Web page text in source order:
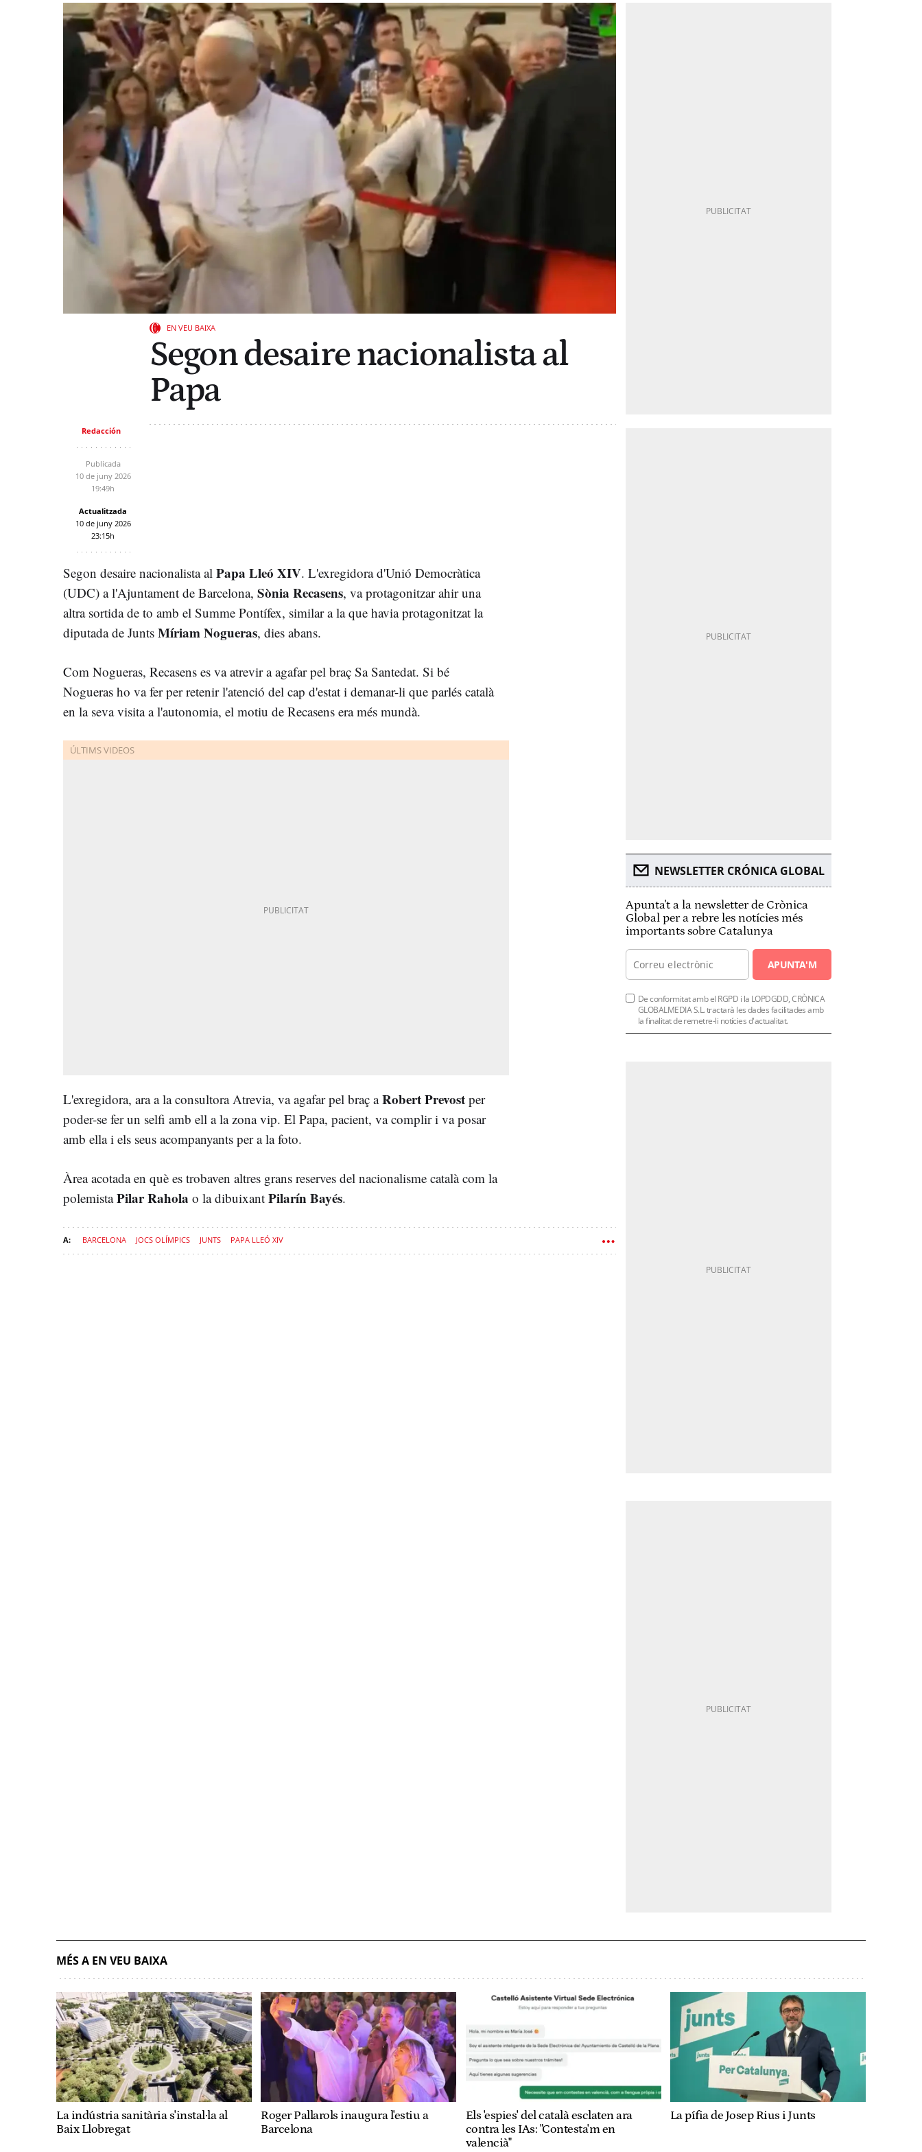
EN VEU BAIXA
Segon desaire nacionalista al
Papa
Redacción
Publicada
10 de juny 2026
19:49h
Actualitzada
10 de juny 2026
23:15h
Segon desaire nacionalista al Papa Lleó XIV. L'exregidora d'Unió Democràtica
(UDC) a l'Ajuntament de Barcelona, Sònia Recasens, va protagonitzar ahir una
altra sortida de to amb el Summe Pontífex, similar a la que havia protagonitzat la
diputada de Junts Míriam Nogueras, dies abans.
Com Nogueras, Recasens es va atrevir a agafar pel braç Sa Santedat. Si bé
Nogueras ho va fer per retenir l'atenció del cap d'estat i demanar-li que parlés català
en la seva visita a l'autonomia, el motiu de Recasens era més mundà.
L'exregidora, ara a la consultora Atrevia, va agafar pel braç aRobert Prevost per
poder-se fer un selfi amb ell a la zona vip. El Papa, pacient, va complir i va posar
amb ella i els seus acompanyants per a la foto.
Àrea acotada en què es trobaven altres grans reserves del nacionalisme català com la
polemistaPilar Rahola o la dibuixant Pilarín Bayés.
BARCELONA JOCS OLÍMPICS JUNTS PAPA LLEÓ XIV
NEWSLETTER CRÓNICA GLOBAL
Apunta't a la newsletter de Crònica
Global per a rebre les notícies més
importants sobre Catalunya
APUNTA'M
De conformitat amb el RGPD i la LOPDGDD, CRÒNICA
GLOBALMEDIA S.L. tractarà les dades facilitades amb
la finalitat de remetre-li notícies d'actualitat.
MÉS A EN VEU BAIXA
La indústria sanitària s'instal·la al
Baix Llobregat
Roger Pallarols inaugura l'estiu a
Barcelona
Els 'espies' del català esclaten ara
contra les IAs: "Contesta'm en
valencià"
La pífia de Josep Rius i Junts